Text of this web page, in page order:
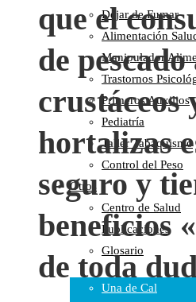
Manifiestos
Comunicados
En nuestra Web
Colaboraciones
Cartas al Director
Medios de
Otros
Vídeos
Audio
Cara Oscura
Humor
Cal y Arena
Una de Cal
Dejar de Fumar
Alimentación
Manipulador
Trastornos
Primeros Auxilios
Pediatría
Taller Tabaquismo
Control del Peso
Otros
Centro de Salud
Publicaciones
Glosario
que el
de
crustáceos
hortalizas
seguro y
beneficios
de toda